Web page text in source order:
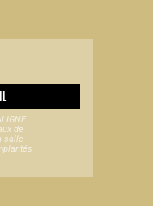
de
salle